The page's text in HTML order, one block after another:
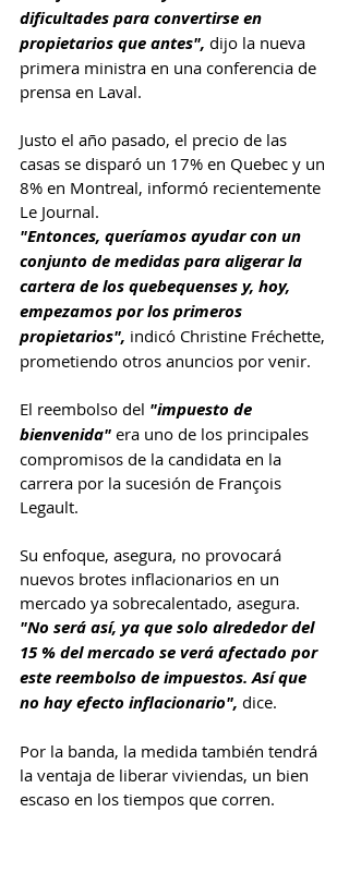
dificultades para convertirse en
propietarios que antes", dijo la nueva
primera ministra en una conferencia de
prensa en Laval.
Justo el año pasado, el precio de las
casas se disparó un 17% en Quebec y un
8% en Montreal, informó recientemente
Le Journal.
"Entonces, queríamos ayudar con un
conjunto de medidas para aligerar la
cartera de los quebequenses y, hoy,
empezamos por los primeros
propietarios", indicó Christine Fréchette,
prometiendo otros anuncios por venir.
El reembolso del "impuesto de
bienvenida" era uno de los principales
compromisos de la candidata en la
carrera por la sucesión de François
Legault.
Su enfoque, asegura, no provocará
nuevos brotes inflacionarios en un
mercado ya sobrecalentado, asegura.
"No será así, ya que solo alrededor del
15 % del mercado se verá afectado por
este reembolso de impuestos. Así que
no hay efecto inflacionario", dice.
Por la banda, la medida también tendrá
la ventaja de liberar viviendas, un bien
escaso en los tiempos que corren.